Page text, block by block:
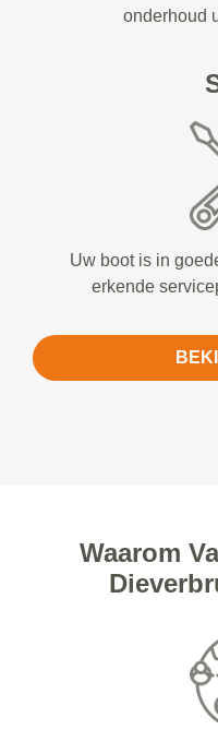
onderhoud
Uw boot is in
erkende
Waarom